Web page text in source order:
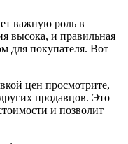
важную роль в
высока, и правильная
для покупателя. Вот
цен просмотрите,
продавцов. Это
и позволит